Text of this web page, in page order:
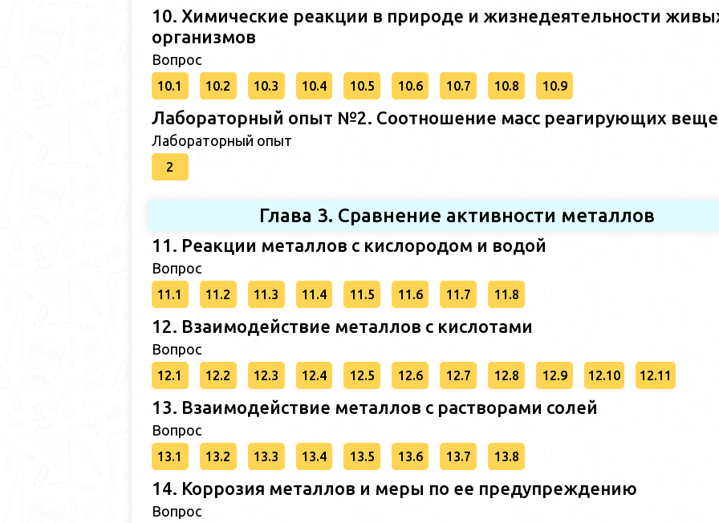
10. Химические реакции в природе и жизнедеятельности
организмов
Вопрос
10.1 10.2 10.3 10.4 10.5 10.6 10.7 10.8 10.9
Лабораторный опыт №2. Соотношение масс реагирующих
Лабораторный опыт
2
Глава 3. Сравнение активности металлов
11. Реакции металлов с кислородом и водой
Вопрос
11.1 11.2 11.3 11.4 11.5 11.6 11.7 11.8
12. Взаимодействие металлов с кислотами
Вопрос
12.1 12.2 12.3 12.4 12.5 12.6 12.7 12.8 12.9 12.10 12.11
13. Взаимодействие металлов с растворами солей
Вопрос
13.1 13.2 13.3 13.4 13.5 13.6 13.7 13.8
14. Коррозия металлов и меры по ее предупреждению
Вопрос